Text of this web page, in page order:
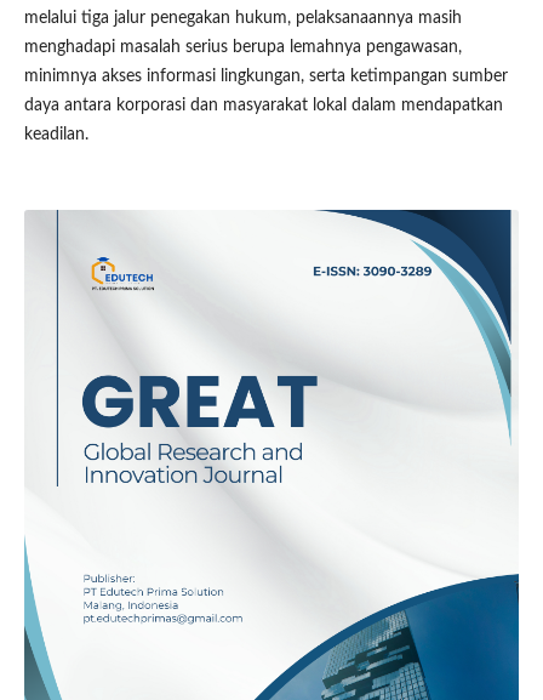
melalui tiga jalur penegakan hukum, pelaksanaannya masih
menghadapi masalah serius berupa lemahnya pengawasan,
minimnya akses informasi lingkungan, serta ketimpangan sumber
daya antara korporasi dan masyarakat lokal dalam mendapatkan
keadilan.